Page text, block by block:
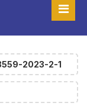
2023-2-1